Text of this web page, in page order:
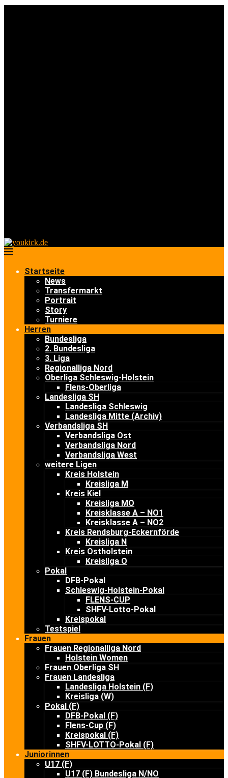
Startseite
News
Transfermarkt
Portrait
Story
Turniere
Herren
Bundesliga
2. Bundesliga
3. Liga
Regionalliga Nord
Oberliga Schleswig-Holstein
Flens-Oberliga
Landesliga SH
Landesliga Schleswig
Landesliga Mitte (Archiv)
Verbandsliga SH
Verbandsliga Ost
Verbandsliga Nord
Verbandsliga West
weitere Ligen
Kreis Holstein
Kreisliga M
Kreis Kiel
Kreisliga MO
Kreisklasse A – NO1
Kreisklasse A – NO2
Kreis Rendsburg-Eckernförde
Kreisliga N
Kreis Ostholstein
Kreisliga O
Pokal
DFB-Pokal
Schleswig-Holstein-Pokal
FLENS-CUP
SHFV-Lotto-Pokal
Kreispokal
Testspiel
Frauen
Frauen Regionalliga Nord
Holstein Women
Frauen Oberliga SH
Frauen Landesliga
Landesliga Holstein (F)
Kreisliga (W)
Pokal (F)
DFB-Pokal (F)
Flens-Cup (F)
Kreispokal (F)
SHFV-LOTTO-Pokal (F)
Juniorinnen
U17 (F)
U17 (F) Bundesliga N/NO